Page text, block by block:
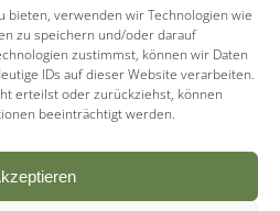
bieten, verwenden wir Technologien wie
zu speichern und/oder darauf
zustimmst, können wir Daten
IDs auf dieser Website verarbeiten.
erteilst oder zurückziehst, können
beeinträchtigt werden.